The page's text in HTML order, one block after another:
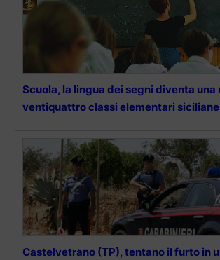
Scuola, la lingua dei segni diventa una
ventiquattro classi elementari siciliane
Castelvetrano (TP), tentano il furto in